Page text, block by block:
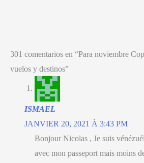
301 comentarios en “Para noviembre
vuelos y destinos”
ISMAEL
JANVIER 20, 2021 À 3:43 PM
Bonjour Nicolas , Je suis
avec mon passeport mais moins